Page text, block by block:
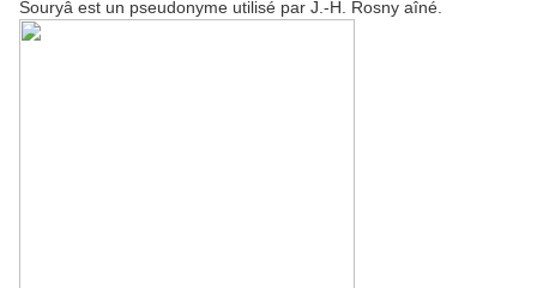
Souryâ est un pseudonyme utilisé par J.-H. Rosny aîné.